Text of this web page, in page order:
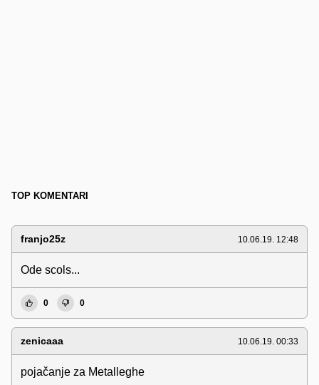
TOP KOMENTARI
franjo25z 10.06.19. 12:48
Ode scols...
0 0
zenicaaa 10.06.19. 00:33
pojačanje za Metalleghe